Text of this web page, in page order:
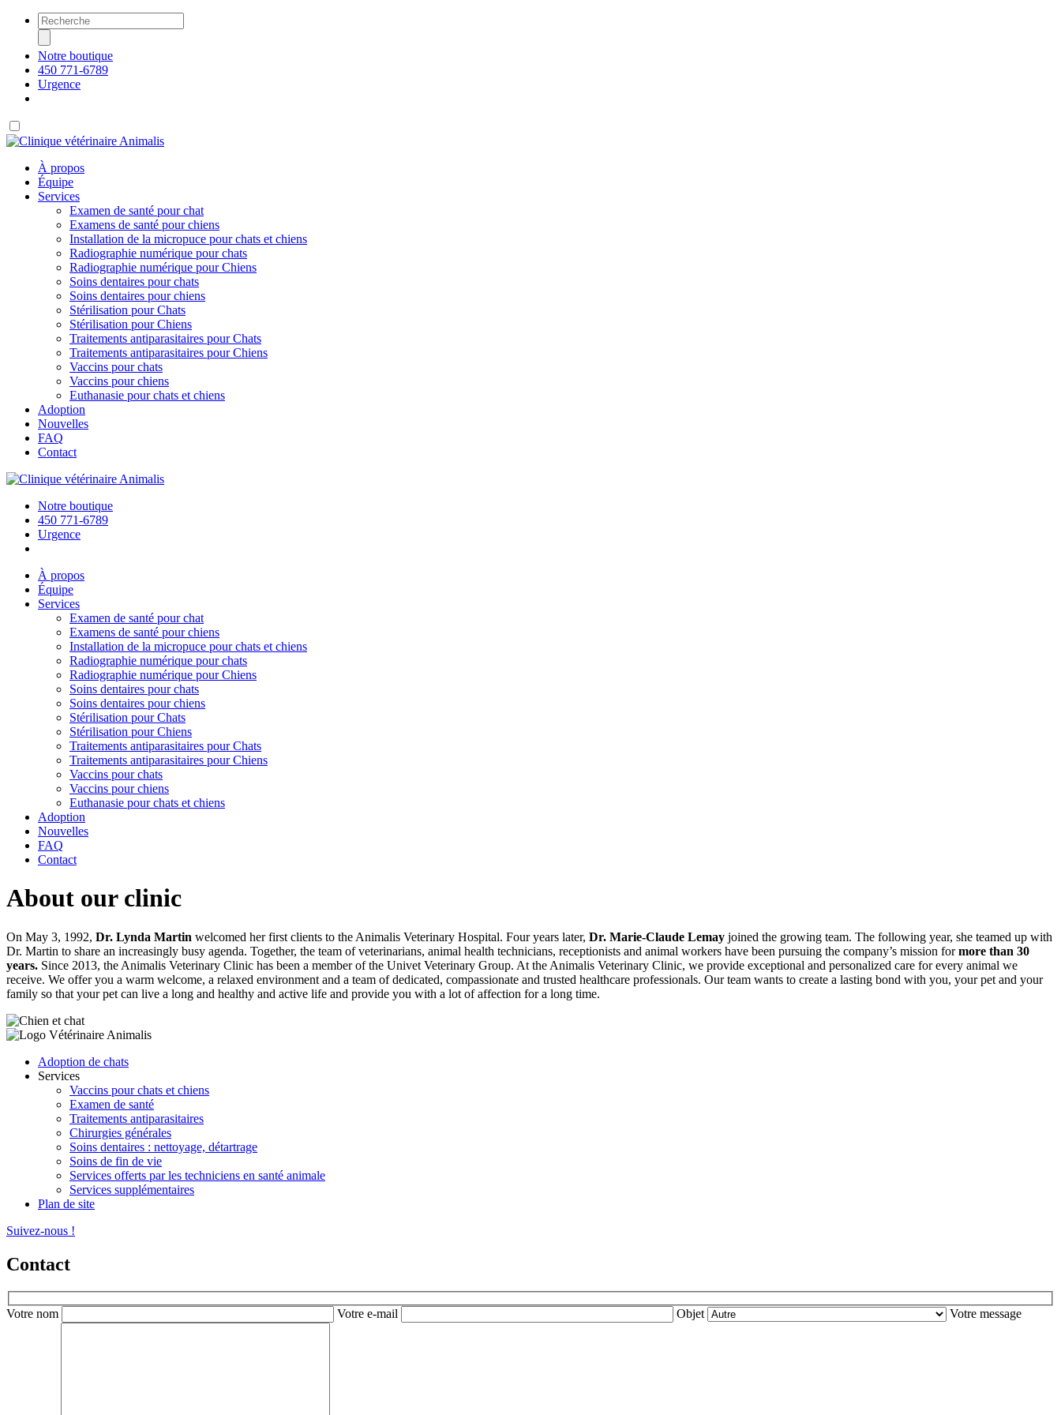
Notre boutique
450 771-6789
Urgence
À propos
Équipe
Services
Examen de santé pour chat
Examens de santé pour chiens
Installation de la micropuce pour chats et chiens
Radiographie numérique pour chats
Radiographie numérique pour Chiens
Soins dentaires pour chats
Soins dentaires pour chiens
Stérilisation pour Chats
Stérilisation pour Chiens
Traitements antiparasitaires pour Chats
Traitements antiparasitaires pour Chiens
Vaccins pour chats
Vaccins pour chiens
Euthanasie pour chats et chiens
Adoption
Nouvelles
FAQ
Contact
Notre boutique
450 771-6789
Urgence
À propos
Équipe
Services
Examen de santé pour chat
Examens de santé pour chiens
Installation de la micropuce pour chats et chiens
Radiographie numérique pour chats
Radiographie numérique pour Chiens
Soins dentaires pour chats
Soins dentaires pour chiens
Stérilisation pour Chats
Stérilisation pour Chiens
Traitements antiparasitaires pour Chats
Traitements antiparasitaires pour Chiens
Vaccins pour chats
Vaccins pour chiens
Euthanasie pour chats et chiens
Adoption
Nouvelles
FAQ
Contact
About our clinic
On May 3, 1992, Dr. Lynda Martin welcomed her first clients to the Animalis Veterinary Hospital. Four years later, Dr. Marie-Claude Lemay joined the growing team. The following year, she teamed up with
Dr. Martin to share an increasingly busy agenda. Together, the team of veterinarians, animal health technicians, receptionists and animal workers have been pursuing the company’s mission formore than 30
years. Since 2013, the Animalis Veterinary Clinic has been a member of the Univet Veterinary Group. At the Animalis Veterinary Clinic, we provide exceptional and personalized care for every animal we
receive. We offer you a warm welcome, a relaxed environment and a team of dedicated, compassionate and trusted healthcare professionals. Our team wants to create a lasting bond with you, your pet and your
family so that your pet can live a long and healthy and active life and provide you with a lot of affection for a long time.
Adoption de chats
Services
Vaccins pour chats et chiens
Examen de santé
Traitements antiparasitaires
Chirurgies générales
Soins dentaires : nettoyage, détartrage
Soins de fin de vie
Services offerts par les techniciens en santé animale
Services supplémentaires
Plan de site
Suivez-nous !
Contact
Votre nom Votre e-mail Objet Votre message